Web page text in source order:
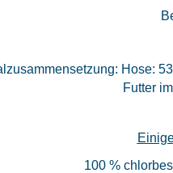
Hose:
Futter
100 %